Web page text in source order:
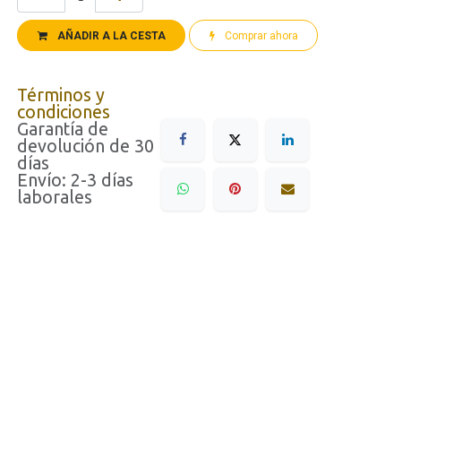
AÑADIR A LA CESTA Comprar ahora
Términos y
condiciones
Garantía de
devolución de 30
días
Envío: 2-3 días
laborales